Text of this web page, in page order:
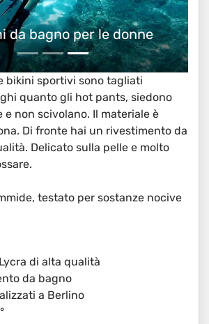
da bagno per le donne
bikini sportivi sono tagliati
quanto gli hot pants, siedono
non scivolano. Il materiale è
Di fronte hai un rivestimento da
Delicato sulla pelle e molto
testato per sostanze nocive
di alta qualità
da bagno
a Berlino